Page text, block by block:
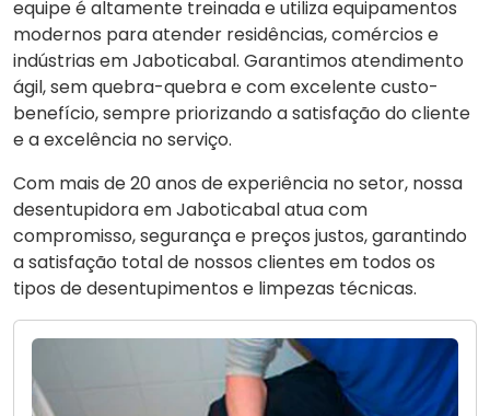
equipe é altamente treinada e utiliza equipamentos
modernos para atender residências, comércios e
indústrias em Jaboticabal. Garantimos atendimento
ágil, sem quebra-quebra e com excelente custo-
benefício, sempre priorizando a satisfação do cliente
e a excelência no serviço.
Com mais de 20 anos de experiência no setor, nossa
desentupidora em Jaboticabal atua com
compromisso, segurança e preços justos, garantindo
a satisfação total de nossos clientes em todos os
tipos de desentupimentos e limpezas técnicas.